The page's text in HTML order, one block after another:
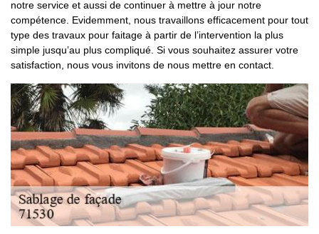
notre service et aussi de continuer à mettre à jour notre
compétence. Evidemment, nous travaillons efficacement pour tout
type des travaux pour faitage à partir de l’intervention la plus
simple jusqu’au plus compliqué. Si vous souhaitez assurer votre
satisfaction, nous vous invitons de nous mettre en contact.